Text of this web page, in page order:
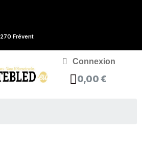
Frévent
Connexion
0,00 €